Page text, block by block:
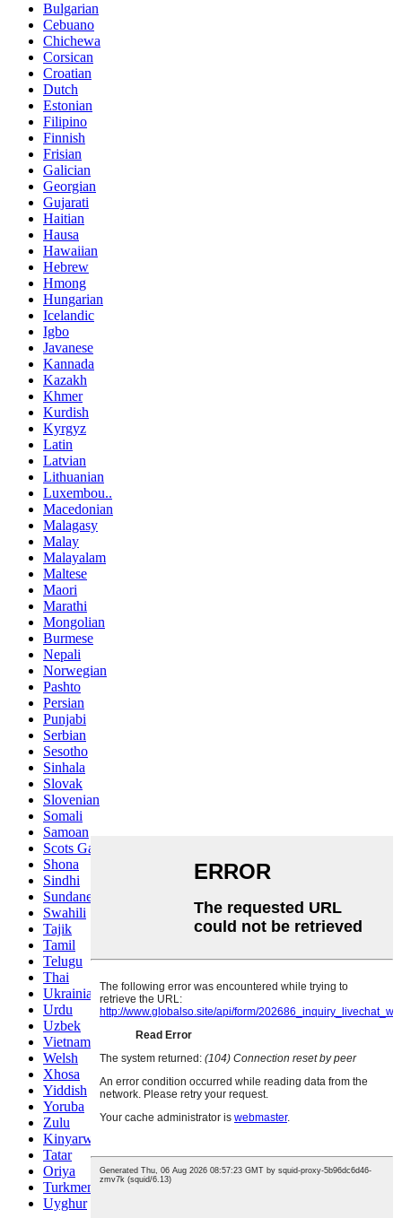
Bulgarian
Cebuano
Chichewa
Corsican
Croatian
Dutch
Estonian
Filipino
Finnish
Frisian
Galician
Georgian
Gujarati
Haitian
Hausa
Hawaiian
Hebrew
Hmong
Hungarian
Icelandic
Igbo
Javanese
Kannada
Kazakh
Khmer
Kurdish
Kyrgyz
Latin
Latvian
Lithuanian
Luxembou..
Macedonian
Malagasy
Malay
Malayalam
Maltese
Maori
Marathi
Mongolian
Burmese
Nepali
Norwegian
Pashto
Persian
Punjabi
Serbian
Sesotho
Sinhala
Slovak
Slovenian
Somali
Samoan
Scots Gaelic
Shona
Sindhi
Sundanese
Swahili
Tajik
Tamil
Telugu
Thai
Ukrainian
Urdu
Uzbek
Vietnamese
Welsh
Xhosa
Yiddish
Yoruba
Zulu
Kinyarwanda
Tatar
Oriya
Turkmen
Uyghur